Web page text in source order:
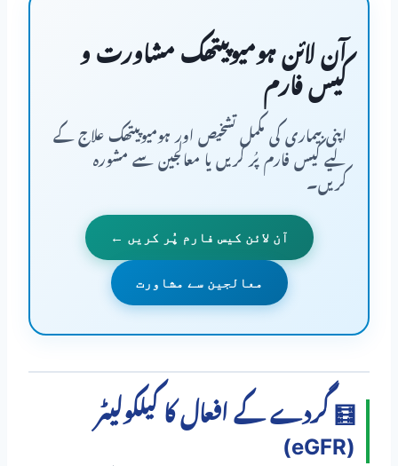
آن لائن ہومیوپیتھک مشاورت و
کیس فارم
اپنی بیماری کی مکمل تشخیص اور ہومیوپیتھک علاج کے
لیے کیس فارم پُر کریں یا معالجین سے مشورہ
کریں۔
آن لائن کیس فارم پُر کریں ←
معالجین سے مشاورت
🧮 گردے کے افعال کا کیلکولیٹر
(eGFR)